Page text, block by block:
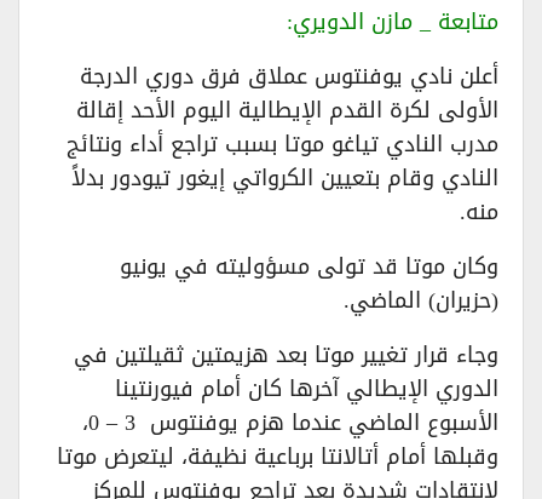
متابعة _ مازن الدويري:
أعلن نادي يوفنتوس عملاق فرق دوري الدرجة
الأولى لكرة القدم الإيطالية اليوم الأحد إقالة
مدرب النادي تياغو موتا بسبب تراجع أداء ونتائج
النادي وقام بتعيين الكرواتي إيغور تيودور بدلاً
منه.
وكان موتا قد تولى مسؤوليته في يونيو
(حزيران) الماضي.
وجاء قرار تغيير موتا بعد هزيمتين ثقيلتين في
الدوري الإيطالي آخرها كان أمام فيورنتينا
الأسبوع الماضي عندما هزم يوفنتوس 3 – 0،
وقبلها أمام أتالانتا برباعية نظيفة، ليتعرض موتا